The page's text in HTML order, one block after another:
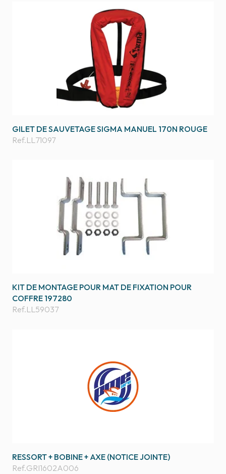
GILET DE SAUVETAGE SIGMA MANUEL 170N ROUGE
Ref.LL71097
KIT DE MONTAGE POUR MAT DE FIXATION POUR
COFFRE 197280
Ref.LL59037
RESSORT + BOBINE + AXE (NOTICE JOINTE)
Ref.GRI1602A006